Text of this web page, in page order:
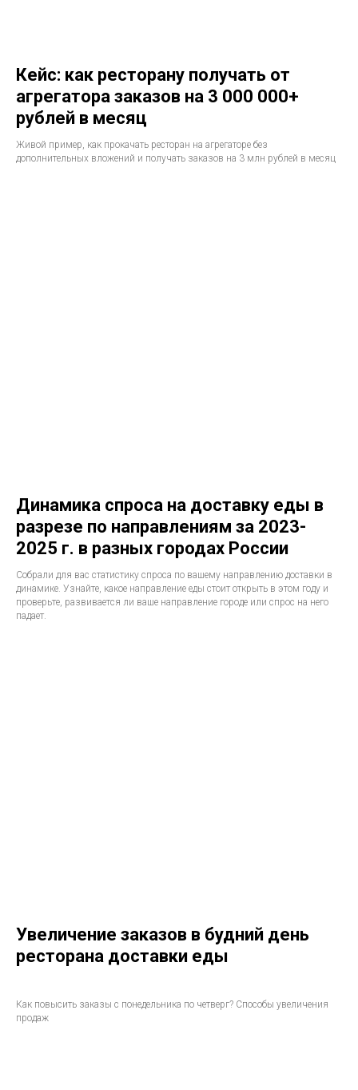
Кейс: как ресторану получать от
агрегатора заказов на 3 000 000+
рублей в месяц
Живой пример, как прокачать ресторан на агрегаторе без
дополнительных вложений и получать заказов на 3 млн рублей в месяц
Динамика спроса на доставку еды в
разрезе по направлениям за 2023-
2025 г. в разных городах России
Собрали для вас статистику спроса по вашему направлению доставки в
динамике. Узнайте, какое направление еды стоит открыть в этом году и
проверьте, развивается ли ваше направление городе или спрос на него
падает.
Увеличение заказов в будний день
ресторана доставки еды
Как повысить заказы с понедельника по четверг? Способы увеличения
продаж